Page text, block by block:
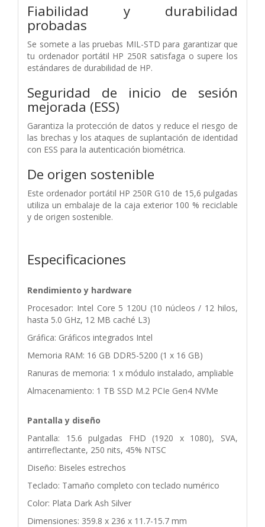
Fiabilidad y durabilidad
probadas
Se somete a las pruebas MIL-STD para garantizar que
tu ordenador portátil HP 250R satisfaga o supere los
estándares de durabilidad de HP.
Seguridad de inicio de sesión
mejorada (ESS)
Garantiza la protección de datos y reduce el riesgo de
las brechas y los ataques de suplantación de identidad
con ESS para la autenticación biométrica.
De origen sostenible
Este ordenador portátil HP 250R G10 de 15,6 pulgadas
utiliza un embalaje de la caja exterior 100 % reciclable
y de origen sostenible.
Especificaciones
Rendimiento y hardware
Procesador: Intel Core 5 120U (10 núcleos / 12 hilos,
hasta 5.0 GHz, 12 MB caché L3)
Gráfica: Gráficos integrados Intel
Memoria RAM: 16 GB DDR5-5200 (1 x 16 GB)
Ranuras de memoria: 1 x módulo instalado, ampliable
Almacenamiento: 1 TB SSD M.2 PCIe Gen4 NVMe
Pantalla y diseño
Pantalla: 15.6 pulgadas FHD (1920 x 1080), SVA,
antirreflectante, 250 nits, 45% NTSC
Diseño: Biseles estrechos
Teclado: Tamaño completo con teclado numérico
Color: Plata Dark Ash Silver
Dimensiones: 359.8 x 236 x 11.7-15.7 mm